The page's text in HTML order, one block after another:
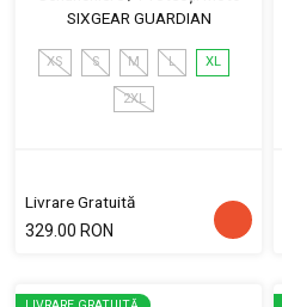
SIXGEAR GUARDIAN
XS S M L XL
2XL
Livrare Gratuită
329.00 RON